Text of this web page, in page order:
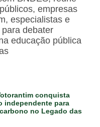
empresas
especialistas e
debater
educação pública
conquista
independente para
no Legado das